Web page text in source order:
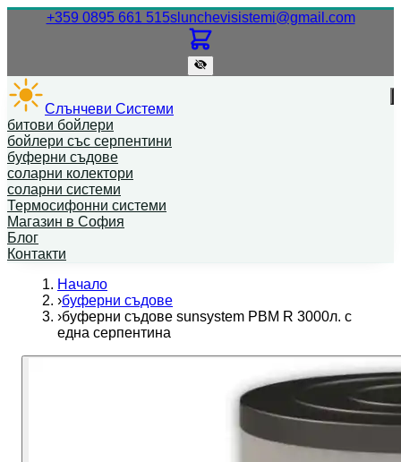
+359 0895 661 515Нашият телефонен номер.
slunchevisistemi@gmail.com
Слънчеви Системи
битови бойлери
бойлери със серпентини
буферни съдове
соларни колектори
соларни системи
Термосифонни системи
Магазин в София
Блог
Контакти
Начало
›буферни съдове
›буферни съдове sunsystem PBM R 3000л. с
една серпентина